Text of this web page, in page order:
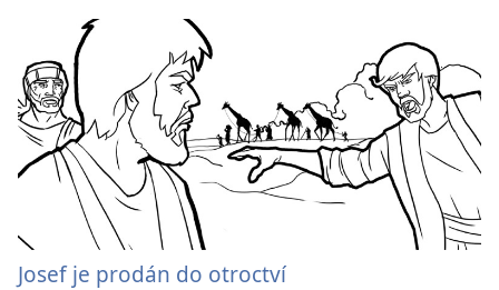
Josef je prodán do otroctví